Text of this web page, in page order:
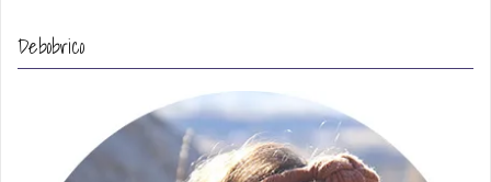
Debobrico